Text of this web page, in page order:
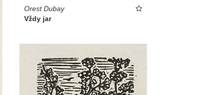
Orest Dubay
Vždy jar